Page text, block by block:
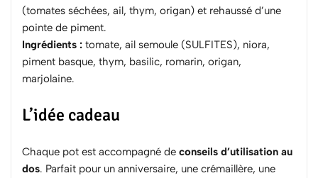
(tomates séchées, ail, thym, origan) et rehaussé d’une
pointe de piment.
Ingrédients : tomate, ail semoule (SULFITES), niora,
piment basque, thym, basilic, romarin, origan,
marjolaine.
L’idée cadeau
Chaque pot est accompagné de conseils d’utilisation au
dos. Parfait pour un anniversaire, une crémaillère, une